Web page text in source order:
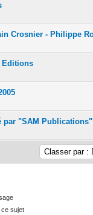
Crosnier - Philippe
Editions
par "SAM Publications"
ce sujet